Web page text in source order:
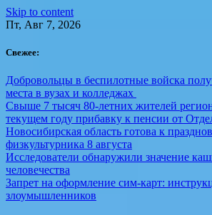
Skip to content
Пт, Авг 7, 2026
Свежее:
Добровольцы в беспилотные войска
места в вузах и колледжах
Свыше 7 тысяч 80-летних жителей
текущем году прибавку к пенсии от
Новосибирская область готова к
физкультурника 8 августа
Исследователи обнаружили значение
человечества
Запрет на оформление сим-карт:
злоумышленников